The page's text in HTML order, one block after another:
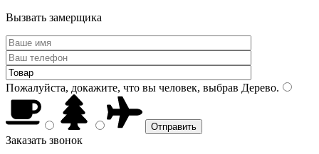
Вызвать замерщика
Пожалуйста, докажите, что вы человек, выбрав Дерево.
Заказать звонок